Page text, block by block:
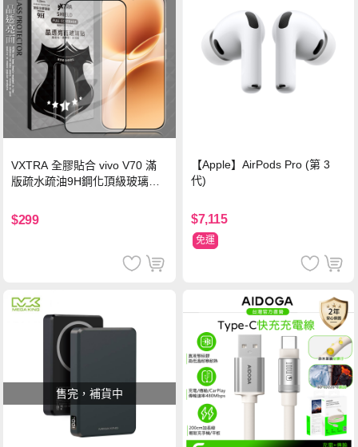
VXTRA 全膠貼合 vivo V70 滿
版疏水疏油9H鋼化頂級玻璃貼
$299
【Apple】AirPods Pro (第 3
代)
$7,115
免運
售完，補貨中